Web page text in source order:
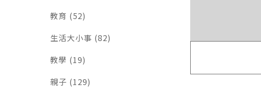
教育 (52)
生活大小事 (82)
教學 (19)
親子 (129)